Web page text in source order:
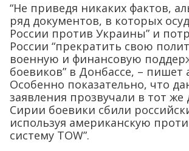
“Не приведя никаких фактов,
ряд документов, в которых
России против Украины” и
России “прекратить свою
военную и финансовую
боевиков” в Донбассе, – пишет
Особенно показательно, что
заявления прозвучали в тот же
Сирии боевики сбили
используя американскую
систему TOW”.